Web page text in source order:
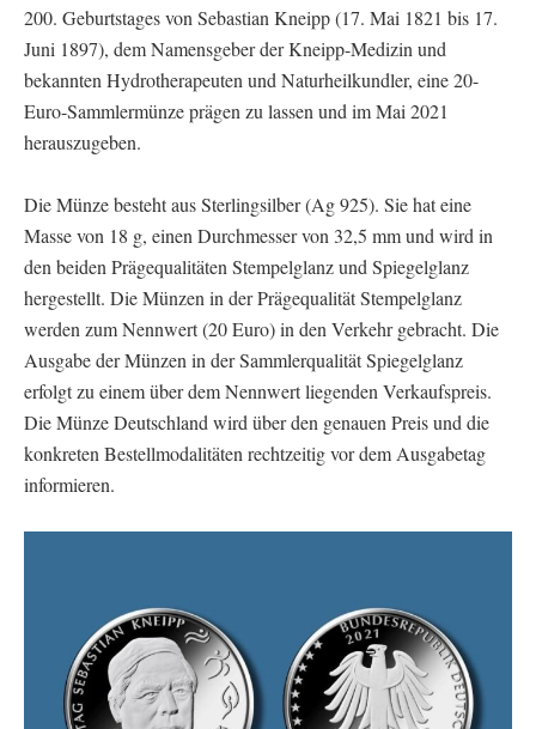
200. Geburtstages von Sebastian Kneipp (17. Mai 1821 bis 17.
Juni 1897), dem Namensgeber der Kneipp-Medizin und
bekannten Hydrotherapeuten und Naturheilkundler, eine 20-
Euro-Sammlermünze prägen zu lassen und im Mai 2021
herauszugeben.
Die Münze besteht aus Sterlingsilber (Ag 925). Sie hat eine
Masse von 18 g, einen Durch­messer von 32,5 mm und wird in
den beiden Prägequalitäten Stempelglanz und Spiegelglanz
hergestellt. Die Münzen in der Prägequalität Stempelglanz
werden zum Nennwert (20 Euro) in den Verkehr gebracht. Die
Ausgabe der Münzen in der Sammlerqualität Spiegelglanz
erfolgt zu einem über dem Nennwert liegenden Verkaufspreis.
Die Münze Deutschland wird über den genauen Preis und die
konkreten Bestellmodalitäten rechtzeitig vor dem Ausgabetag
informieren.